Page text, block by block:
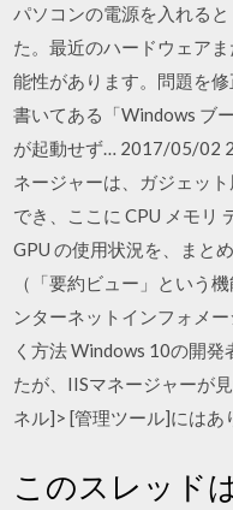
パソコンの電源を入れる
た。最近のハードウェア
能性があります。問題を
書いてある「Windows ブ
が起動せず… 2017/05/02
ネージャーは、ガジェッ
でき、ここに CPU メモリ
GPU の使用状況を、まと
（「要約ビュー」という
ンターネットインフォメ
く方法 Windows 10の開発
たが、IISマネージャーが
ネル]> [管理ツール]にはあ
このスレッド